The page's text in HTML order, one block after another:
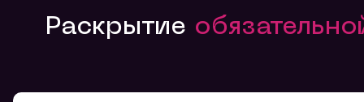
Раскрытие